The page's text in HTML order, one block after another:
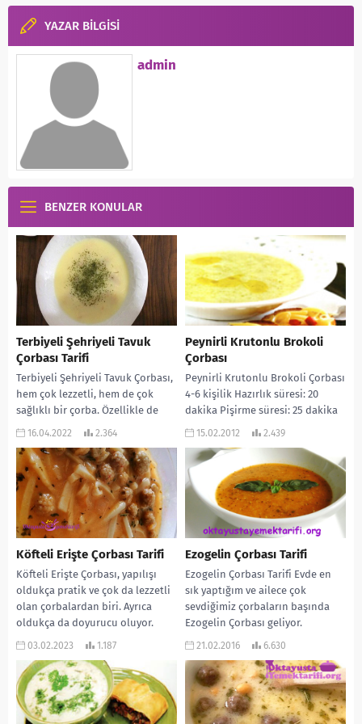
YAZAR BİLGİSİ
admin
BENZER KONULAR
Terbiyeli Şehriyeli Tavuk
Çorbası Tarifi
Terbiyeli Şehriyeli Tavuk Çorbası,
hem çok lezzetli, hem de çok
sağlıklı bir çorba. Özellikle de
hastalık anında çok iyi geliyor....
16.04.2022 2.364
Peynirli Krutonlu Brokoli
Çorbası
Peynirli Krutonlu Brokoli Çorbası
4-6 kişilik Hazırlık süresi: 20
dakika Pişirme süresi: 25 dakika
Malzemeleri: 1 büyük baş brokoli
15.02.2012 2.439
Köfteli Erişte Çorbası Tarifi
Köfteli Erişte Çorbası, yapılışı
oldukça pratik ve çok da lezzetli
olan çorbalardan biri. Ayrıca
oldukça da doyurucu oluyor.
Mutlaka tavsiye...
03.02.2023 1.187
Ezogelin Çorbası Tarifi
Ezogelin Çorbası Tarifi Evde en
sık yaptığım ve ailece çok
sevdiğimiz çorbaların başında
Ezogelin Çorbası geliyor.
Gerçekten çok lezzetli oluyor...
21.02.2016 6.630